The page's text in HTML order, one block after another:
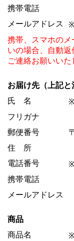
携帯電話
メールアドレス
携帯、スマホの
いの場合、自動
ご連絡お願いいた
お届け先（上記と
氏 名
フリガナ
郵便番号
〒
住 所
電話番号
携帯電話
メールアドレス
商品
商品名